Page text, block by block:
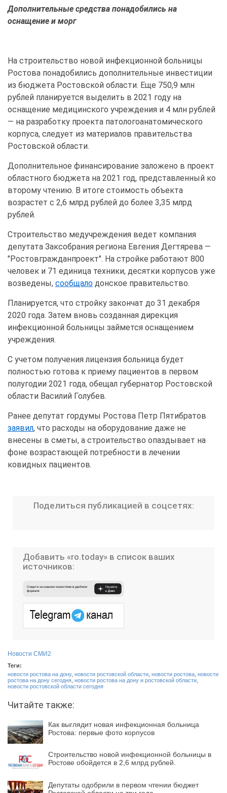
Дополнительные средства понадобились на
оснащение и морг
На строительство новой инфекционной больницы
Ростова понадобились дополнительные инвестиции
из бюджета Ростовской области. Еще 750,9 млн
рублей планируется выделить в 2021 году на
оснащение медицинского учреждения и 4 млн рублей
— на разработку проекта патологоанатомического
корпуса, следует из материалов правительства
Ростовской области.
Дополнительное финансирование заложено в проект
областного бюджета на 2021 год, представленный ко
второму чтению. В итоге стоимость объекта
возрастет с 2,6 млрд рублей до более 3,35 млрд
рублей.
Строительство медучреждения ведет компания
депутата Заксобрания региона Евгения Дегтярева —
"Ростовгражданпроект". На стройке работают 800
человек и 71 единица техники, десятки корпусов уже
возведены, сообщало донское правительство.
Планируется, что стройку закончат до 31 декабря
2020 года. Затем вновь созданная дирекция
инфекционной больницы займется оснащением
учреждения.
С учетом получения лицензия больница будет
полностью готова к приему пациентов в первом
полугодии 2021 года, обещал губернатор Ростовской
области Василий Голубев.
Ранее депутат гордумы Ростова Петр Пятибратов
заявил, что расходы на оборудование даже не
внесены в сметы, а строительство опаздывает на
фоне возрастающей потребности в лечении
ковидных пациентов.
Поделиться публикацией в соцсетях:
Добавить «ro.today» в список ваших
источников:
Новости СМИ2
Теги:
новости ростова на дону, новости ростовской области новости ростова новости
ростова на дону сегодня новости ростова на дону и ростовской области
новости ростовской области сегодня
Читайте также:
Как выглядит новая инфекционная больница
Ростова: первые фото корпусов
Строительство новой инфекционной больницы в
Ростове обойдется в 2,6 млрд рублей.
Депутаты одобрили в первом чтении бюджет